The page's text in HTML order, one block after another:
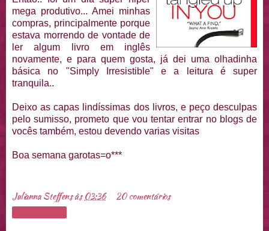
mega produtivo... Amei minhas
compras, principalmente porque
estava morrendo de vontade de
ler algum livro em inglês
novamente, e para quem gosta, já dei uma olhadinha
básica no "Simply Irresistible" e a leitura é super
tranquila..
Deixo as capas lindíssimas dos livros, e peço desculpas
pelo sumisso, prometo que vou tentar entrar no blogs de
vocês também, estou devendo varias visitas
Boa semana garotas=o***
Julianna Steffensàs03:36 20 comentários